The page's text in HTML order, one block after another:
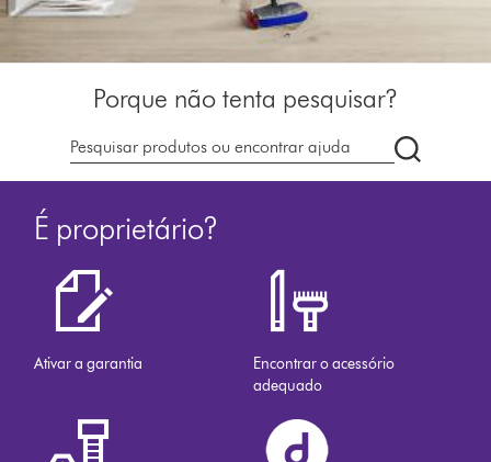
Porque não tenta pesquisar?
Pesquisar
em
É proprietário?
Ativar a garantia
Encontrar o acessório
adequado